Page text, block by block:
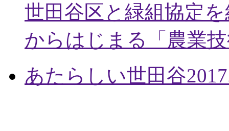
世田谷区と緑組協定
からはじまる「農業
あたらしい世田谷